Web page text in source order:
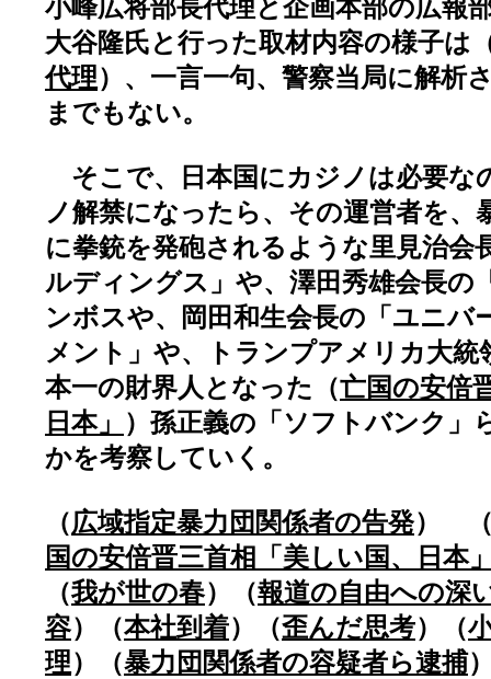
小峰広将部長代理と企画本部の広報
大谷隆氏と行った取材内容の様子は
代理）、一言一句、警察当局に解析
までもない。
そこで、日本国にカジノは必要な
ノ解禁になったら、その運営者を、
に拳銃を発砲されるような里見治会
ルディングス」や、澤田秀雄会長の
ンボスや、岡田和生会長の「ユニバ
メント」や、トランプアメリカ大統
本一の財界人となった（亡国の安倍
日本」
）孫正義の「ソフトバンク」
かを考察していく。
（広域指定暴力団関係者の告発）
国の安倍晋三首相「美しい国、日本
（我が世の春）（報道の自由への深
容）（本社到着）（歪んだ思考）（
理）（暴力団関係者の容疑者ら逮捕